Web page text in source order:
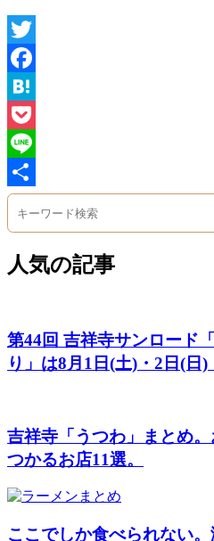
Twitter
Facebook
Hatena
Pocket
Line
Share
人気の記事
第44回 吉祥寺サンロード
り」は8月1日(土)・2日(日)
吉祥寺「うつわ」まとめ
つかるお店11選。
ここでしか食べられない